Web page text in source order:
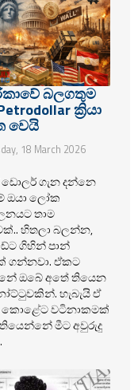
බලගතුම
ක්‍රියා
වෙයි
18 March 2026
ඩොලර් ගැන දන්නෙ
ඔයා ලෝක
තාම
හිතලා බලන්න,
ගිහින් පාන්
ගන්නවා. ඒකට
ඔබේ අතේ තියෙන
හැබැයි ඒ
කොළේට වටිනාකමක්
තියෙන්නේ මීට අවුරුදු